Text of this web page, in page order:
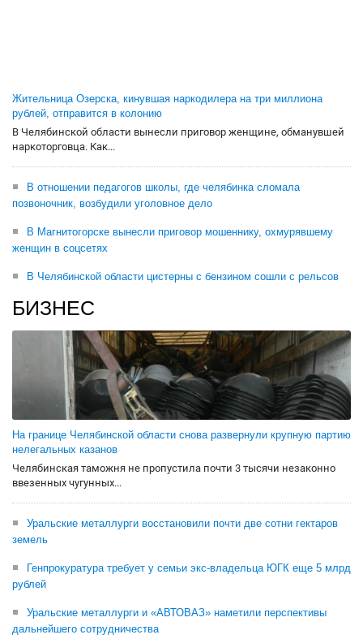
Жительница Озерска, кинувшая наркодилера на три миллиона
рублей, отправится в колонию
В Челябинской области вынесли приговор женщине, обманувшей
наркоторговца. Как...
В отношении педагогов школы, где челябинка сломала
позвоночник, возбудили уголовное дело
В Магнитогорске вынесли приговор мошеннику, охмурявшему
женщин в соцсетях
В Челябинской области цистерны с бензином сошли с рельсов
БИЗНЕС
На границе Челябинской области снова развернули крупную партию
нелегальных казанов
Челябинская таможня не пропустила почти 3 тысячи незаконно
ввезенных чугунных...
Уральские металлурги восстановили почти две сотни гектаров
земель
Генпрокуратура требует у семьи экс-владельца ЮГК еще 5 млрд
рублей
Уральские металлурги и «АВТОВАЗ» наметили перспективы
дальнейшего сотрудничества